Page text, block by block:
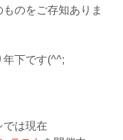
のをご存知ありま
年下です(^^;
では現在